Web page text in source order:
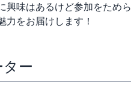
興味はあるけど参加をため
力をお届けします！
ー